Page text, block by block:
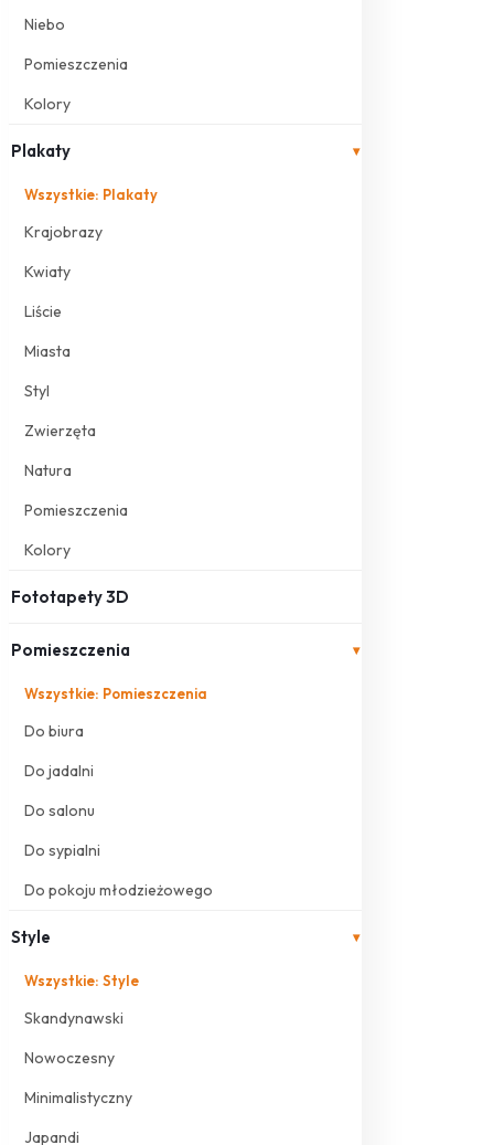
Niebo
Pomieszczenia
Kolory
Plakaty ▾
Wszystkie: Plakaty
Krajobrazy
Kwiaty
Liście
Miasta
Styl
Zwierzęta
Natura
Pomieszczenia
Kolory
Fototapety 3D
Pomieszczenia ▾
Wszystkie: Pomieszczenia
Do biura
Do jadalni
Do salonu
Do sypialni
Do pokoju młodzieżowego
Style ▾
Wszystkie: Style
Skandynawski
Nowoczesny
Minimalistyczny
Japandi